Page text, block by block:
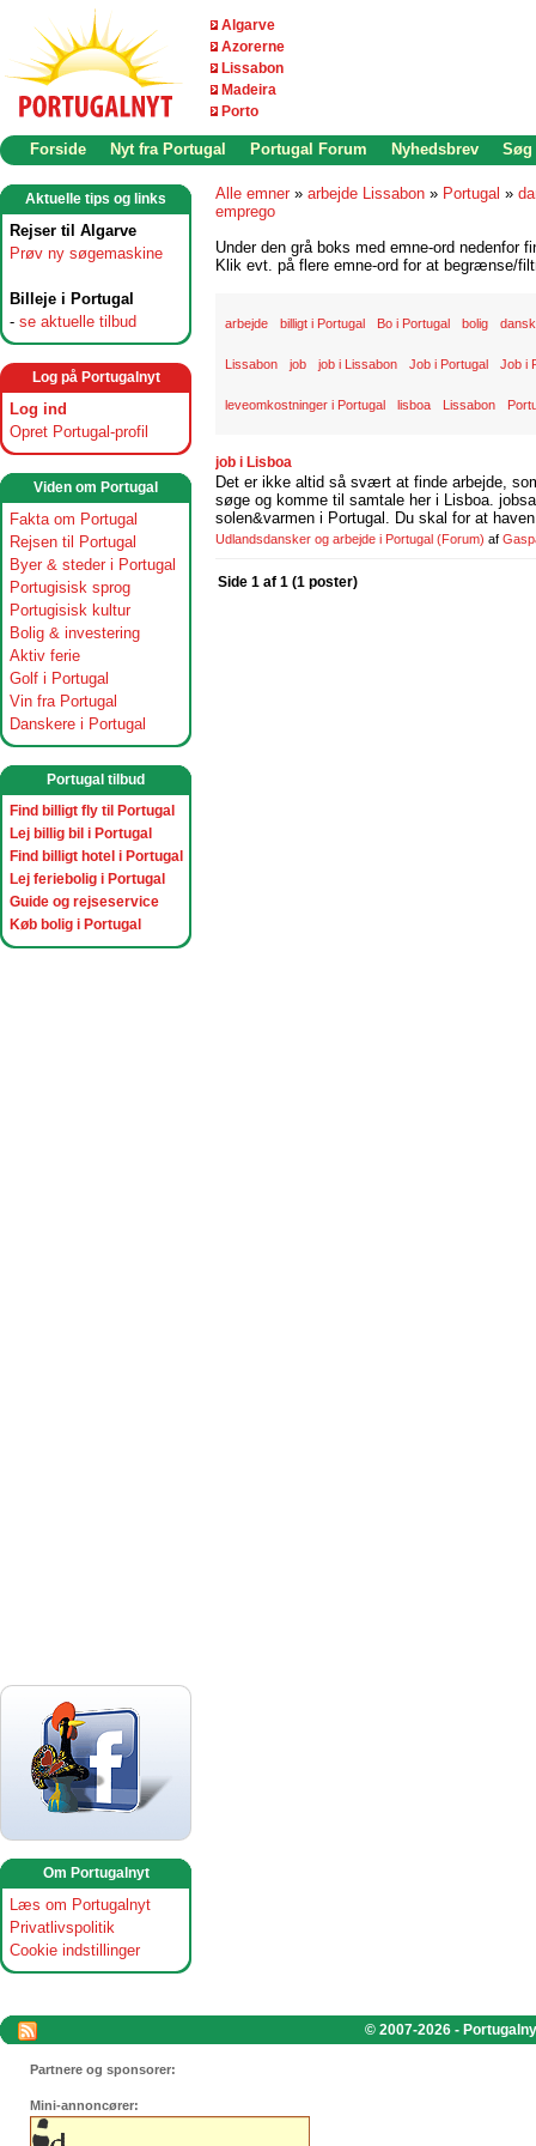
Algarve
Azorerne
Lissabon
Madeira
Porto
Forside Nyt fra Portugal Portugal Forum Nyhedsbrev Søg
Aktuelle tips og links
Rejser til Algarve
Prøv ny søgemaskine
Billeje i Portugal
- se aktuelle tilbud
Log på Portugalnyt
Log ind
Opret Portugal-profil
Viden om Portugal
Fakta om Portugal
Rejsen til Portugal
Byer & steder i Portugal
Portugisisk sprog
Portugisisk kultur
Bolig & investering
Aktiv ferie
Golf i Portugal
Vin fra Portugal
Danskere i Portugal
Portugal tilbud
Find billigt fly til Portugal
Lej billig bil i Portugal
Find billigt hotel i Portugal
Lej feriebolig i Portugal
Guide og rejseservice
Køb bolig i Portugal
Om Portugalnyt
Læs om Portugalnyt
Privatlivspolitik
Cookie indstillinger
Alle emner » arbejde Lissabon » Portugal »
emprego
Under den grå boks med emne-ord nedenfor
Klik evt. på flere emne-ord for at begrænse/
arbejde billigt i Portugal Bo i Portugal bolig
Lissabon job job i Lissabon Job i Portugal Job i
leveomkostninger i Portugal lisboa Lissabon
job i Lisboa
Det er ikke altid så svært at finde arbejde,
søge og komme til samtale her i Lisboa.
solen&varmen i Portugal. Du skal for at
Udlandsdansker og arbejde i Portugal (Forum) af
Side 1 af 1 (1 poster)
© 2007-2026 -
Partnere og sponsorer:
Mini-annoncører: